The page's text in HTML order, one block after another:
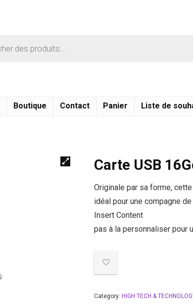
Boutique Contact Panier Liste de
Carte USB
Originale par sa forme,
idéal pour une compagne
Insert Content
pas à la personnaliser pour
Category: HIGH TECH &